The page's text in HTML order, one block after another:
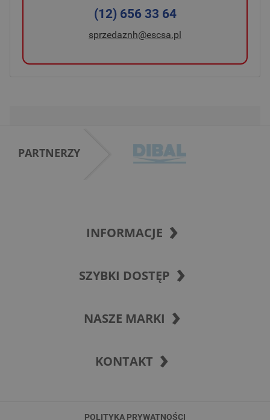
(12) 656 33 64
sprzedaznh@escsa.pl
PARTNERZY
INFORMACJE
SZYBKI DOSTĘP
NASZE MARKI
KONTAKT
POLITYKA PRYWATNOŚCI